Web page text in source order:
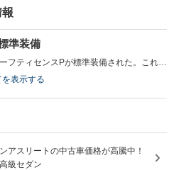
準装備
衝突回避支援パッケージのトヨタセーフティセンスPが標準装備された。これは、歩行者検知機能が付いた衝突回避支援型プリクラッシュセーフティシステムで、レーダークルーズコントロールなど4つの先進安全機能を組み合わせたもの。安全装備が充実している（2016.8）
を表示する
アスリートの中古車価格が高騰中！
級セダン